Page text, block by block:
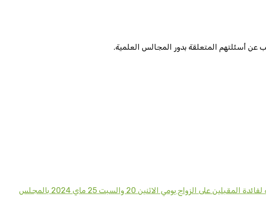
نظمت الخلية المكلفة بشؤون المرأة وقضايا الأسرة التابعة للمجلس العلمي المحلي لطنجة أصيلة دورة تكوينية لفائدة المقبلين على الزواج يومي الاثنين 20 والسبت 25 ماي 2024 بالمجلس